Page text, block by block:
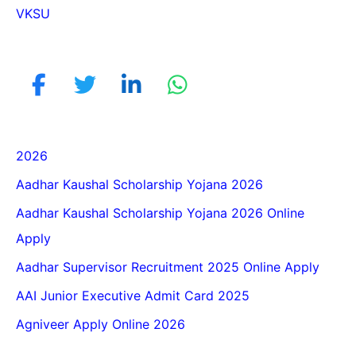
VKSU
2026
Aadhar Kaushal Scholarship Yojana 2026
Aadhar Kaushal Scholarship Yojana 2026 Online
Apply
Aadhar Supervisor Recruitment 2025 Online Apply
AAI Junior Executive Admit Card 2025
Agniveer Apply Online 2026